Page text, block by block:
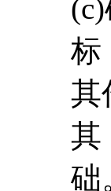
标
其
其
础